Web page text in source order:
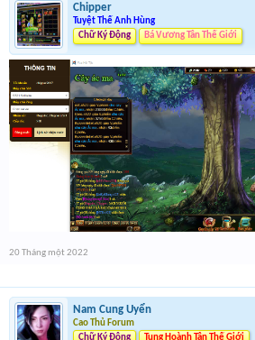
Chipper
Tuyệt Thế Anh Hùng
Chữ Ký Động
Bá Vương Tân Thế Giới
20 Tháng một 2022
Nam Cung Uyển
Cao Thủ Forum
Chữ Ký Động
Tung Hoành Tân Thế Giới